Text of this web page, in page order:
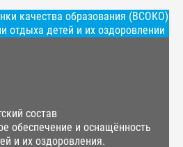
качества образования (ВСОКО)
отдыха детей и их оздоровлении
состав
обеспечение и оснащённость
и их оздоровления.